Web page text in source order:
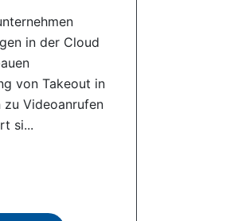
in der Cloud
von Takeout in
Videoanrufen
si...